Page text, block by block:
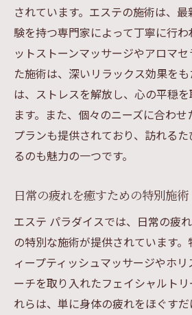
されています。エステの施術は、
験を持つ専門家によって丁寧に行
ットストーンマッサージやアロマ
た施術は、深いリラックス効果を
は、ストレスを解放し、心の平穏
ます。また、個々のニーズに合わ
プランも提供されており、訪れる
るのも魅力の一つです。
日常の疲れを癒すための特別施術
エステ パラダイスでは、日常の疲
の特別な施術が提供されています
ィープティッシュマッサージやホ
ーチを取り入れたフェイシャルト
れらは、単に身体の疲れをほぐす